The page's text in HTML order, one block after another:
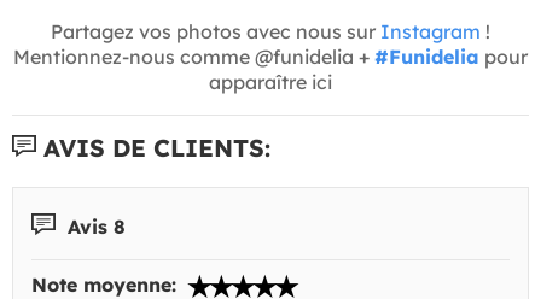
Partagez vos photos avec nous sur Instagram !
Mentionnez-nous comme @funidelia + #Funidelia pour
apparaître ici
AVIS DE CLIENTS:
Avis 8
Note moyenne: